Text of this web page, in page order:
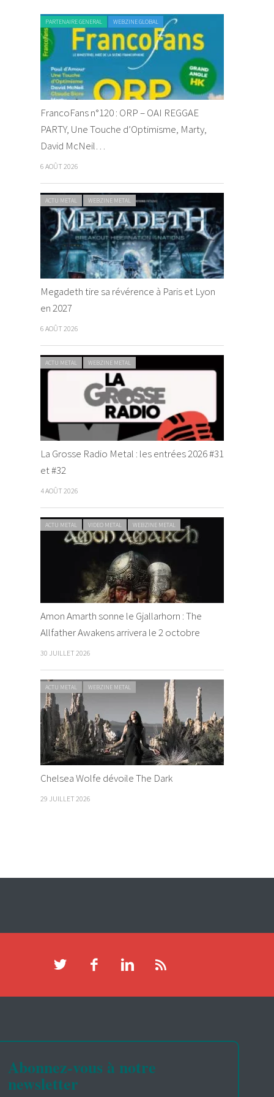
PARTENAIRE GENERAL WEBZINE GLOBAL
FrancoFans n°120 : ORP – OAI REGGAE
PARTY, Une Touche d’Optimisme, Marty,
David McNeil…
6 AOÛT 2026
ACTU METAL WEBZINE METAL
Megadeth tire sa révérence à Paris et Lyon
en 2027
6 AOÛT 2026
ACTU METAL WEBZINE METAL
La Grosse Radio Metal : les entrées 2026 #31
et #32
4 AOÛT 2026
ACTU METAL VIDEO METAL WEBZINE METAL
Amon Amarth sonne le Gjallarhorn : The
Allfather Awakens arrivera le 2 octobre
30 JUILLET 2026
ACTU METAL WEBZINE METAL
Chelsea Wolfe dévoile The Dark
29 JUILLET 2026
Abonnez-vous à notre
newsletter